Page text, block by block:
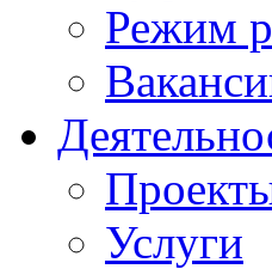
Режим
Услуги